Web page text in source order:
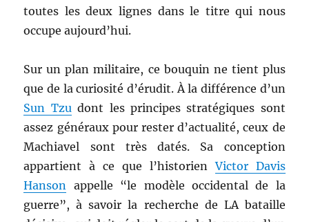
toutes les deux lignes dans le titre qui nous
occupe aujourd’hui.
Sur un plan militaire, ce bouquin ne tient plus
que de la curiosité d’érudit. À la différence d’un
Sun Tzudont les principes stratégiques sont
assez généraux pour rester d’actualité, ceux de
Machiavel sont très datés. Sa conception
appartient à ce que l’historienVictor Davis
Hanson appelle “le modèle occidental de la
guerre”, à savoir la recherche de LA bataille